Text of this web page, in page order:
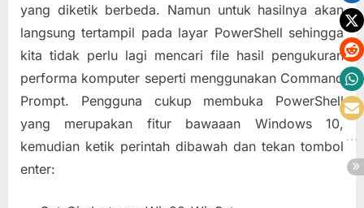
yang diketik berbeda. Namun untuk hasilnya akan
langsung tertampil pada layar PowerShell sehingga
kita tidak perlu lagi mencari file hasil pengukuran
performa komputer seperti menggunakan Command
Prompt. Pengguna cukup membuka PowerShell
yang merupakan fitur bawaaan Windows 10,
kemudian ketik perintah dibawah dan tekan tombol
enter: